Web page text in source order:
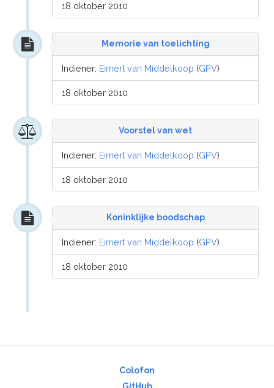
18 oktober 2010
Memorie van toelichting
Indiener: Eimert van Middelkoop (GPV)
18 oktober 2010
Voorstel van wet
Indiener: Eimert van Middelkoop (GPV)
18 oktober 2010
Koninklijke boodschap
Indiener: Eimert van Middelkoop (GPV)
18 oktober 2010
Colofon